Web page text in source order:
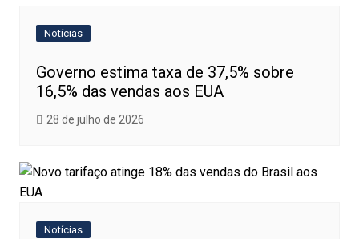
Notícias
Governo estima taxa de 37,5% sobre
16,5% das vendas aos EUA
28 de julho de 2026
Notícias